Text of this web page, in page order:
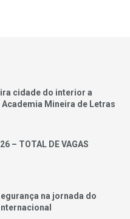
cidade do interior a
Mineira de Letras
– TOTAL DE VAGAS
na jornada do